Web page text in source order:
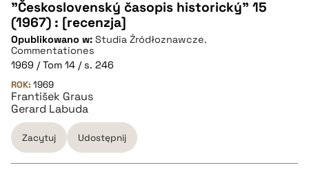
pobierz cytat
BIBTEX
pobierz cytat
"Československý časopis historický" 15
(1967) : [recenzja]
Opublikowano w: Studia Źródłoznawcze.
Commentationes
1969 / Tom 14 / s. 246
ROK: 1969
František Graus
Gerard Labuda
Zacytuj Udostępnij